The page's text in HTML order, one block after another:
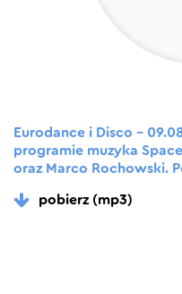
Eurodance i Disco –
programie muzyka
oraz Marco Rochowski.
pobierz (mp3)